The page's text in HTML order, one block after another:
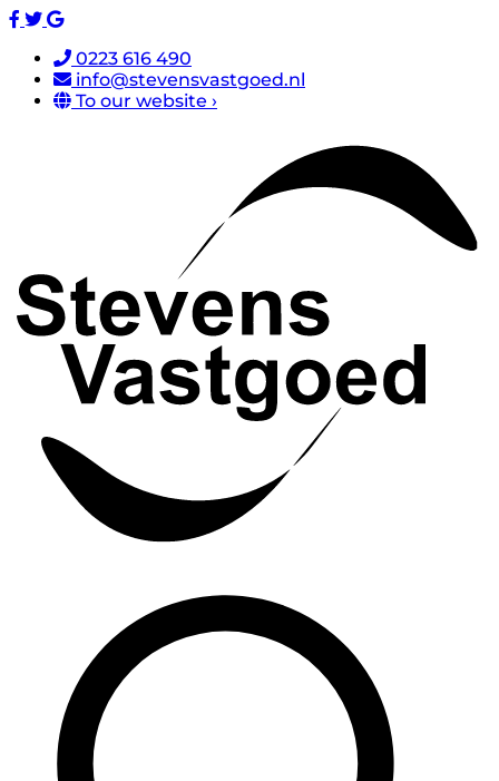
0223 616 490
info@stevensvastgoed.nl
To our website ›